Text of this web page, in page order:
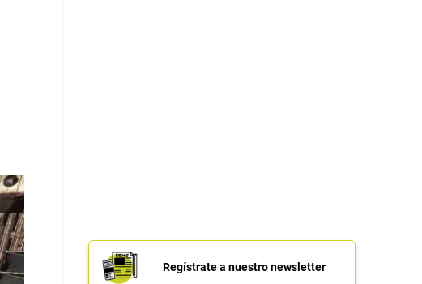
Regístrate a nuestro newsletter